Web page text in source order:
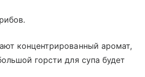
концентрированный аромат,
горсти для супа будет